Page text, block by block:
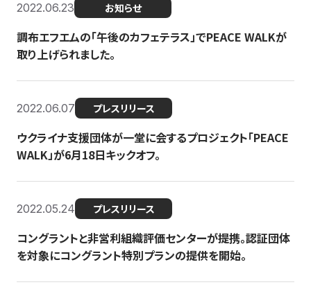
2022.06.23 お知らせ
調布エフエムの「午後のカフェテラス」でPEACE WALKが
取り上げられました。
2022.06.07 プレスリリース
ウクライナ支援団体が一堂に会するプロジェクト「PEACE
WALK」が6月18日キックオフ。
2022.05.24 プレスリリース
コングラントと非営利組織評価センターが提携。認証団体
を対象にコングラント特別プランの提供を開始。